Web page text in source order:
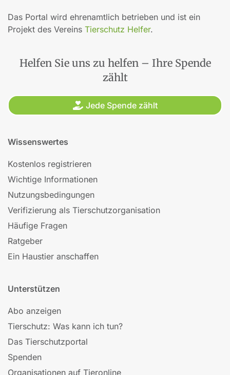
Das Portal wird ehrenamtlich betrieben und ist ein
Projekt des Vereins Tierschutz Helfer.
Helfen Sie uns zu helfen – Ihre Spende
zählt
Jede Spende zählt
Wissenswertes
Kostenlos registrieren
Wichtige Informationen
Nutzungsbedingungen
Verifizierung als Tierschutzorganisation
Häufige Fragen
Ratgeber
Ein Haustier anschaffen
Unterstützen
Abo anzeigen
Tierschutz: Was kann ich tun?
Das Tierschutzportal
Spenden
Organisationen auf Tieronline